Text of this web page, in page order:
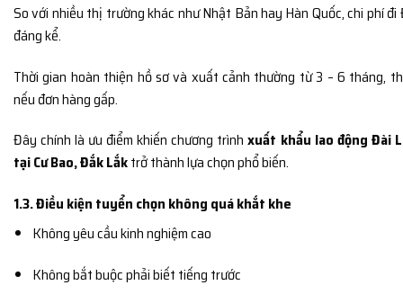
So với nhiều thị trường khác nhưNhật Bảnhay Hàn Quốc, chi phí
đáng kể.
Thời gian hoàn thiện hồ sơ và xuất cảnh thường từ 3 – 6 tháng,
nếu đơn hàng gấp.
Đây chính là ưu điểm khiến chương trìnhxuất khẩu lao động Đài
tại Cư Bao, Đắk Lắktrở thành lựa chọn phổ biến.
1.3. Điều kiện tuyển chọn không quá khắt khe
Không yêu cầu kinh nghiệm cao
Không bắt buộc phải biết tiếng trước